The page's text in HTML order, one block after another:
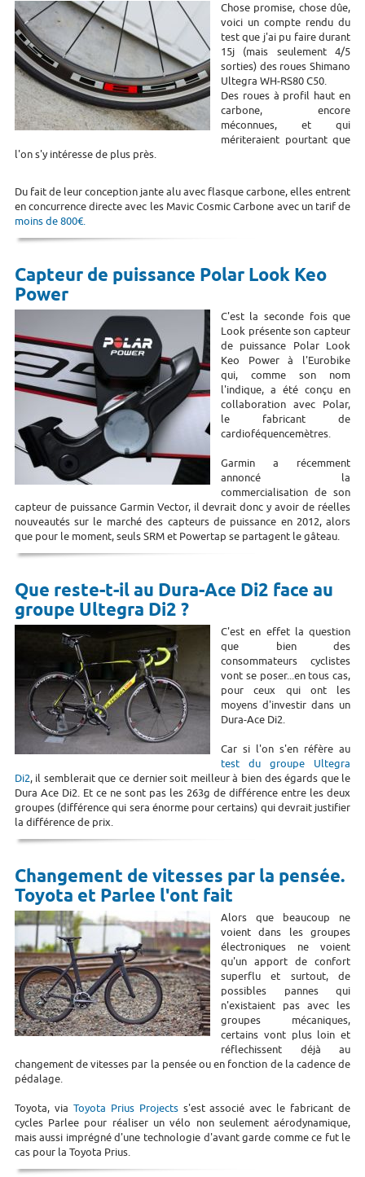
Chose promise, chose dûe,
voici un compte rendu du
test que j'ai pu faire durant
15j (mais seulement 4/5
sorties) des roues Shimano
Ultegra WH-RS80 C50.
Des roues à profil haut en
carbone, encore
méconnues, et qui
mériteraient pourtant que
l'on s'y intéresse de plus près.
Du fait de leur conception jante alu avec flasque carbone, elles entrent
en concurrence directe avec les Mavic Cosmic Carbone avec un tarif de
moins de 800€.
Capteur de puissance Polar Look Keo
Power
C'est la seconde fois que
Look présente son capteur
de puissance Polar Look
Keo Power à l'Eurobike
qui, comme son nom
l'indique, a été conçu en
collaboration avec Polar,
le fabricant de
cardioféquencemètres.
Garmin a récemment
annoncé la
commercialisation de son
capteur de puissance Garmin Vector, il devrait donc y avoir de réelles
nouveautés sur le marché des capteurs de puissance en 2012, alors
que pour le moment, seuls SRM et Powertap se partagent le gâteau.
Que reste-t-il au Dura-Ace Di2 face au
groupe Ultegra Di2 ?
C'est en effet la question
que bien des
consommateurs cyclistes
vont se poser...en tous cas,
pour ceux qui ont les
moyens d'investir dans un
Dura-Ace Di2.
Car si l'on s'en réfère au
test du groupe Ultegra
Di2, il semblerait que ce dernier soit meilleur à bien des égards que le
Dura Ace Di2. Et ce ne sont pas les 263g de différence entre les deux
groupes (différence qui sera énorme pour certains) qui devrait justifier
la différence de prix.
Changement de vitesses par la pensée.
Toyota et Parlee l'ont fait
Alors que beaucoup ne
voient dans les groupes
électroniques ne voient
qu'un apport de confort
superflu et surtout, de
possibles pannes qui
n'existaient pas avec les
groupes mécaniques,
certains vont plus loin et
réflechissent déjà au
changement de vitesses par la pensée ou en fonction de la cadence de
pédalage.
Toyota, via Toyota Prius Projectss'est associé avec le fabricant de
cycles Parlee pour réaliser un vélo non seulement aérodynamique,
mais aussi imprégné d'une technologie d'avant garde comme ce fut le
cas pour la Toyota Prius.